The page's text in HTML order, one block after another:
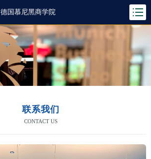
德国慕尼黑商学院
联系我们
CONTACT US